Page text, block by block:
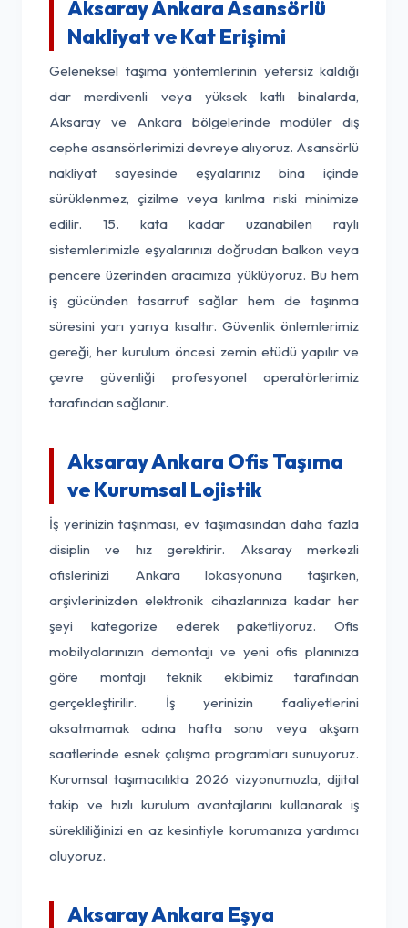
Aksaray Ankara Asansörlü
Nakliyat ve Kat Erişimi
Geleneksel taşıma yöntemlerinin yetersiz kaldığı
dar merdivenli veya yüksek katlı binalarda,
Aksaray ve Ankara bölgelerinde modüler dış
cephe asansörlerimizi devreye alıyoruz. Asansörlü
nakliyat sayesinde eşyalarınız bina içinde
sürüklenmez, çizilme veya kırılma riski minimize
edilir. 15. kata kadar uzanabilen raylı
sistemlerimizle eşyalarınızı doğrudan balkon veya
pencere üzerinden aracımıza yüklüyoruz. Bu hem
iş gücünden tasarruf sağlar hem de taşınma
süresini yarı yarıya kısaltır. Güvenlik önlemlerimiz
gereği, her kurulum öncesi zemin etüdü yapılır ve
çevre güvenliği profesyonel operatörlerimiz
tarafından sağlanır.
Aksaray Ankara Ofis Taşıma
ve Kurumsal Lojistik
İş yerinizin taşınması, ev taşımasından daha fazla
disiplin ve hız gerektirir. Aksaray merkezli
ofislerinizi Ankara lokasyonuna taşırken,
arşivlerinizden elektronik cihazlarınıza kadar her
şeyi kategorize ederek paketliyoruz. Ofis
mobilyalarınızın demontajı ve yeni ofis planınıza
göre montajı teknik ekibimiz tarafından
gerçekleştirilir. İş yerinizin faaliyetlerini
aksatmamak adına hafta sonu veya akşam
saatlerinde esnek çalışma programları sunuyoruz.
Kurumsal taşımacılıkta 2026 vizyonumuzla, dijital
takip ve hızlı kurulum avantajlarını kullanarak iş
sürekliliğinizi en az kesintiyle korumanıza yardımcı
oluyoruz.
Aksaray Ankara Eşya